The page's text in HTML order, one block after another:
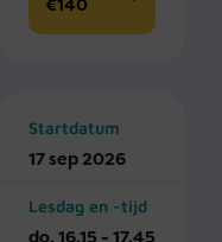
€140
Startdatum
17 sep 2026
Lesdag en -tijd
do. 16.15 - 17.45